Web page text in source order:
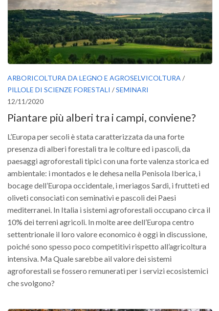
Cartella Stampa
Comunicati
Infografiche
Video
SISEF Notebook (Rassegna Stampa)
SISEF Eventi
SISEF@Facebook
@SISEF Tweets
@ForestTweeting
SISEF Publishing
Redazione SISEF.ORG
Credits
ARBORICOLTURA DA LEGNO E AGROSELVICOLTURA /
PILLOLE DI SCIENZE FORESTALI /SEMINARI
12/11/2020
Piantare più alberi tra i campi, conviene?
L’Europa per secoli è stata caratterizzata da una forte
presenza di alberi forestali tra le colture ed i pascoli, da
paesaggi agroforestali tipici con una forte valenza storica ed
ambientale: i montados e le dehesa nella Penisola Iberica, i
bocage dell’Europa occidentale, i meriagos Sardi, i frutteti ed
oliveti consociati con seminativi e pascoli dei Paesi
mediterranei. In Italia i sistemi agroforestali occupano circa il
10% dei terreni agricoli. In molte aree dell’Europa centro
settentrionale il loro valore economico è oggi in discussione,
poiché sono spesso poco competitivi rispetto all’agricoltura
intensiva. Ma Quale sarebbe ail valore dei sistemi
agroforestali se fossero remunerati per i servizi ecosistemici
che svolgono?